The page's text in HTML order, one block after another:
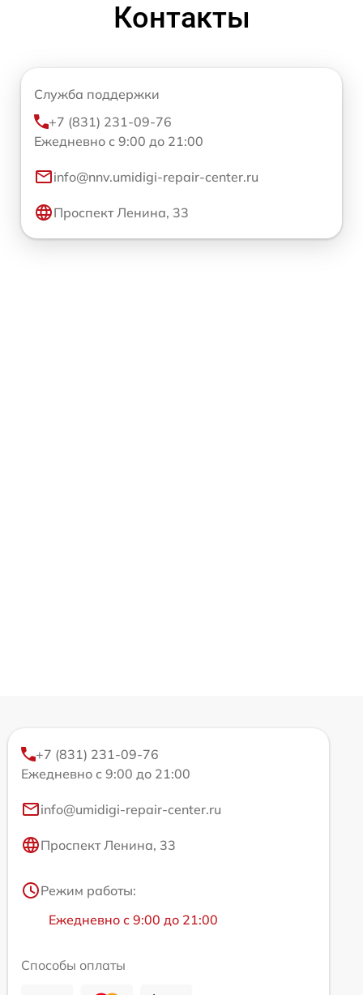
Контакты
Служба поддержки
+7 (831) 231-09-76
Ежедневно с 9:00 до 21:00
info@nnv.umidigi-repair-center.ru
Проспект Ленина, 33
+7 (831) 231-09-76
Ежедневно с 9:00 до 21:00
info@umidigi-repair-center.ru
Проспект Ленина, 33
Режим работы:
Ежедневно с 9:00 до 21:00
Способы оплаты